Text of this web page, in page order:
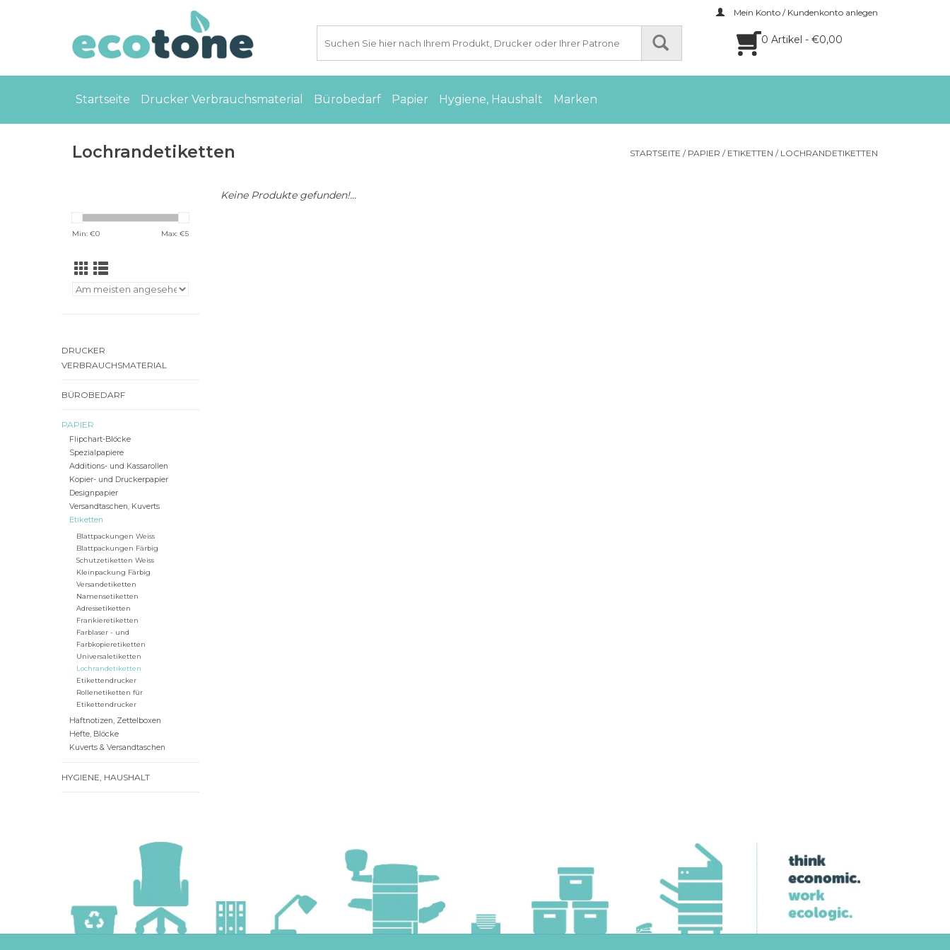
Mein Konto / Kundenkonto anlegen
0 Artikel - €0,00
Startseite Drucker Verbrauchsmaterial Bürobedarf Papier Hygiene, Haushalt Marken
Lochrandetiketten STARTSEITE / PAPIER / ETIKETTEN / LOCHRANDETIKETTEN
Min: €0 Max: €5
DRUCKER
VERBRAUCHSMATERIAL
BÜROBEDARF
PAPIER
Flipchart-Blöcke
Spezialpapiere
Additions- und Kassarollen
Kopier- und Druckerpapier
Designpapier
Versandtaschen, Kuverts
Etiketten
Blattpackungen Weiss
Blattpackungen Färbig
Schutzetiketten Weiss
Kleinpackung Färbig
Versandetiketten
Namensetiketten
Adressetiketten
Frankieretiketten
Farblaser - und
Farbkopieretiketten
Universaletiketten
Lochrandetiketten
Etikettendrucker
Rollenetiketten für
Etikettendrucker
Haftnotizen, Zettelboxen
Hefte, Blöcke
Kuverts & Versandtaschen
HYGIENE, HAUSHALT
Keine Produkte gefunden!...